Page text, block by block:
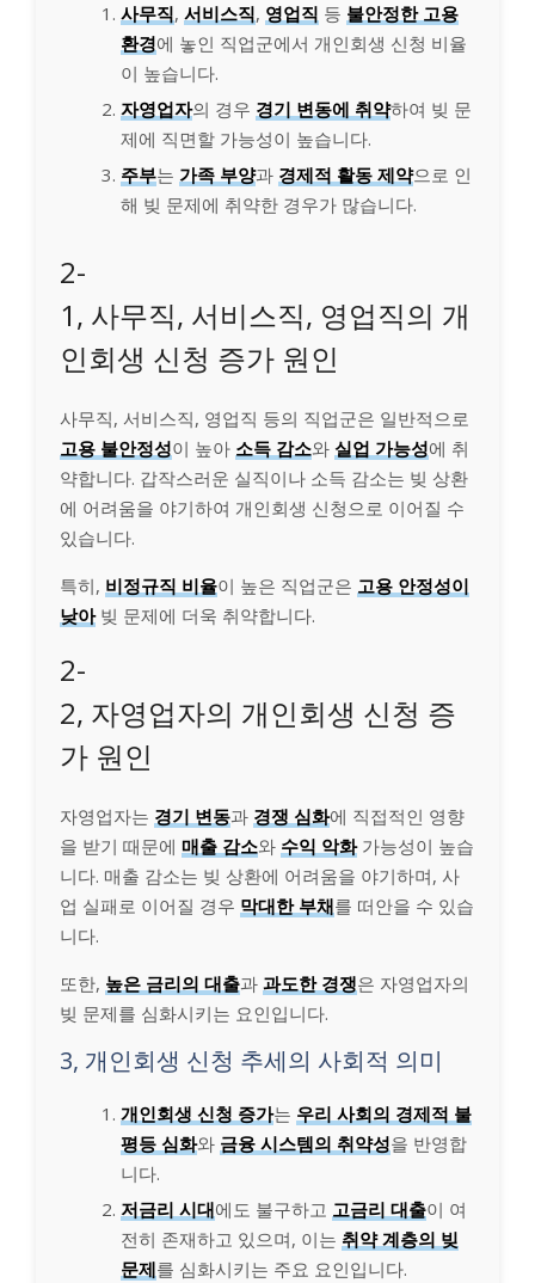
사무직, 서비스직, 영업직 등 불안정한 고용
환경에 놓인 직업군에서 개인회생 신청 비율
이 높습니다.
자영업자의 경우 경기 변동에 취약하여 빚 문
제에 직면할 가능성이 높습니다.
주부는 가족 부양과 경제적 활동 제약으로 인
해 빚 문제에 취약한 경우가 많습니다.
2-
1, 사무직, 서비스직, 영업직의 개
인회생 신청 증가 원인
사무직, 서비스직, 영업직 등의 직업군은 일반적으로
고용 불안정성이 높아 소득 감소와 실업 가능성에 취
약합니다. 갑작스러운 실직이나 소득 감소는 빚 상환
에 어려움을 야기하여 개인회생 신청으로 이어질 수
있습니다.
특히, 비정규직 비율이 높은 직업군은 고용 안정성이
낮아빚 문제에 더욱 취약합니다.
2-
2, 자영업자의 개인회생 신청 증
가 원인
자영업자는 경기 변동과 경쟁 심화에 직접적인 영향
을 받기 때문에 매출 감소와 수익 악화가능성이 높습
니다. 매출 감소는 빚 상환에 어려움을 야기하며, 사
업 실패로 이어질 경우 막대한 부채를 떠안을 수 있습
니다.
또한, 높은 금리의 대출과 과도한 경쟁은 자영업자의
빚 문제를 심화시키는 요인입니다.
3, 개인회생 신청 추세의 사회적 의미
개인회생 신청 증가는 우리 사회의 경제적 불
평등 심화와 금융 시스템의 취약성을 반영합
니다.
저금리 시대에도 불구하고 고금리 대출이 여
전히 존재하고 있으며, 이는 취약 계층의 빚
문제를 심화시키는 주요 요인입니다.